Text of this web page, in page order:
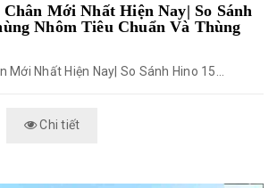
Mới Nhất Hiện Nay| So Sánh
Nhôm Tiêu Chuẩn Và Thùng
Mới Nhất Hiện Nay| So Sánh Hino 15...
Chi tiết